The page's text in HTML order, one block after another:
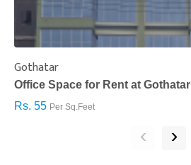
Gothatar
Office Space for Rent at Gothatar
Rs. 55 Per Sq.Feet
‹ ›